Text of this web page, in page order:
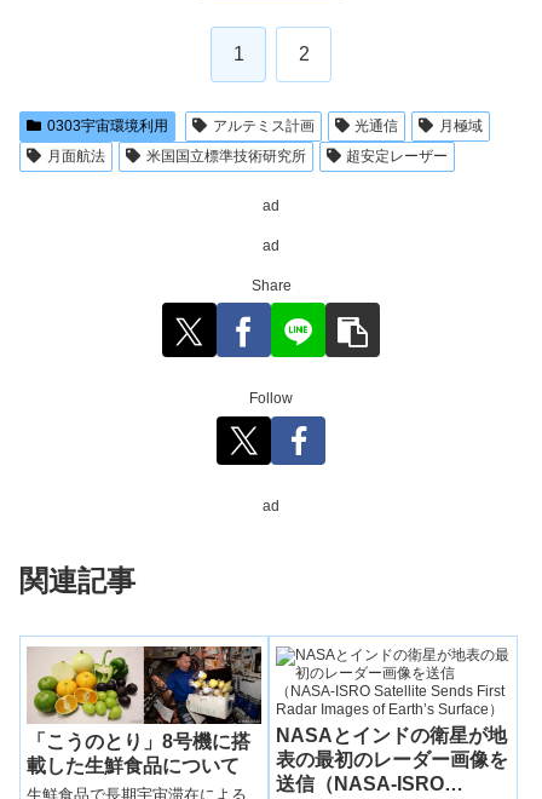
1 2
0303宇宙環境利用 アルテミス計画 光通信
月極域
月面航法
米国国立標準技術研究所 超安定レーザー
ad
ad
Share
Follow
ad
関連記事
「こうのとり」8号機に搭
載した生鮮食品について
生鮮食品で長期宇宙滞在による
NASAとインドの衛星が地
表の最初のレーダー画像を
送信（NASA-ISRO